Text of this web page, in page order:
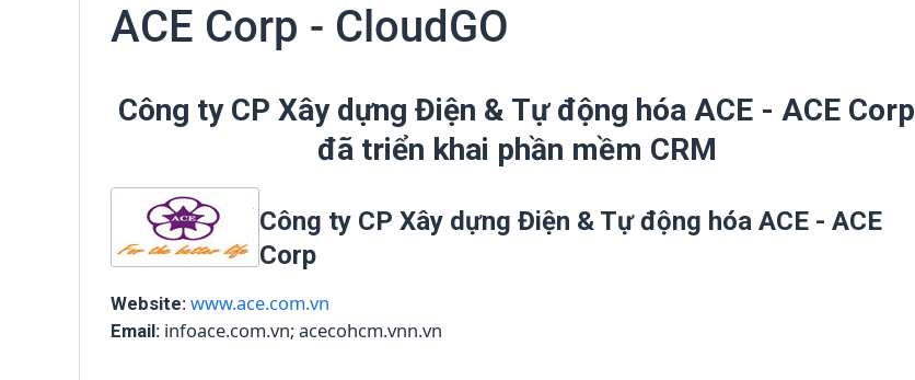
ACE Corp - CloudGO
Công ty CP Xây dựng Điện & Tự động hóa ACE - ACE Corp
đã triển khai phần mềm CRM
Công ty CP Xây dựng Điện & Tự động hóa ACE - ACE
Corp
Website:www.ace.com.vn
Email: infoace.com.vn; acecohcm.vnn.vn